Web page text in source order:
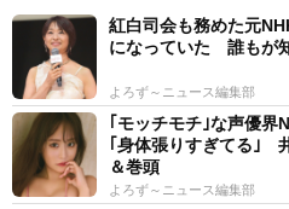
紅白司会も務めた元
になっていた 誰もが
よろず～ニュース編集部
｢モッチモチ｣な声優
｢身体張りすぎてる｣
＆巻頭
よろず～ニュース編集部